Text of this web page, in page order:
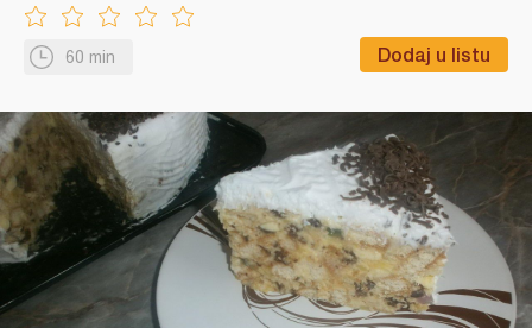
60 min Dodaj u listu